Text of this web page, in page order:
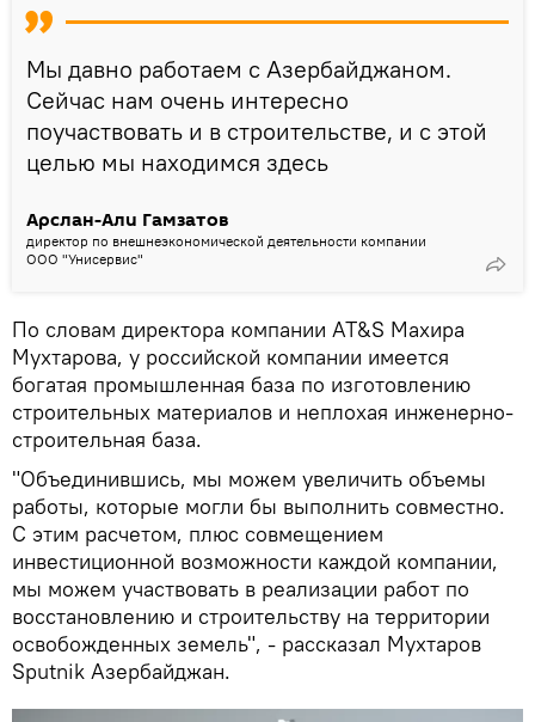
Мы давно работаем с Азербайджаном.
Сейчас нам очень интересно
поучаствовать и в строительстве, и с этой
целью мы находимся здесь
Арслан-Али Гамзатов
директор по внешнеэкономической деятельности компании
ООО "Унисервис"
По словам директора компании AT&S Махира
Мухтарова, у российской компании имеется
богатая промышленная база по изготовлению
строительных материалов и неплохая инженерно-
строительная база.
"Объединившись, мы можем увеличить объемы
работы, которые могли бы выполнить совместно.
С этим расчетом, плюс совмещением
инвестиционной возможности каждой компании,
мы можем участвовать в реализации работ по
восстановлению и строительству на территории
освобожденных земель", - рассказал Мухтаров
Sputnik Азербайджан.